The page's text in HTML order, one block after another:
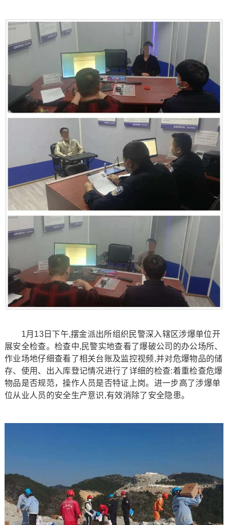
1月13日下午,摆金派出所组织民警深入辖区涉爆单位开
展安全检查。检查中,民警实地查看了爆破公司的办公场所、
作业场地仔细查看了相关台账及监控视频,并对危爆物品的储
存、使用、出入库登记情况进行了详细的检查:着重检查危爆
物品是否规范，操作人员是否特证上岗。进一步高了涉爆单
位从业人员的安全生产意识,有效消除了安全隐患。